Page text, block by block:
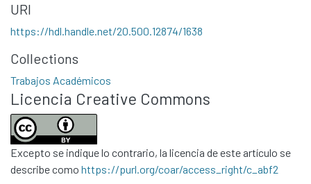
All of DSpace
Statistics
Contacto
Políticas
URI
https://hdl.handle.net/20.500.12874/1638
Collections
Trabajos Académicos
Licencia Creative Commons
Excepto se indique lo contrario, la licencia de este artículo se
describe como https://purl.org/coar/access_right/c_abf2